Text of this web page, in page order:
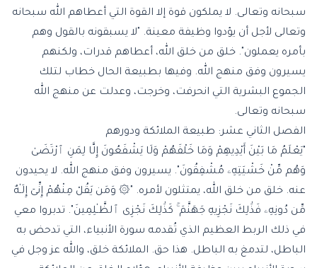
سبحانه وتعالى. لا يملكون قوة إلا القوة التي أعطاهم الله سبحانه
وتعالى لأجل أن يؤدوا وظيفة معينة. "لا يسبقونه بالقول وهم
بأمره يعملون". خلق من خلق الله، أعطاهم قدرات، ولكنهم
يسيرون وفق منهج الله. وفيها بطبيعة الحال خطاب لتلك
الجموع البشرية التي انحرفت، وخرجت، وعدلت عن منهج الله
سبحانه وتعالى.
الفصل الثاني عشر: طبيعة الملائكة ودورهم
"يَعْلَمُ مَا بَيْنَ أَيْدِيهِمْ وَمَا خَلْفَهُمْ وَلَا يَشْفَعُونَ إِلَّا لِمَنِ ٱرْتَضَىٰ
وَهُم مِّنْ خَشْيَتِهِۦ مُشْفِقُونَ". يسيرون وفق منهج الله. لا يحيدون
عنه. خلق من خلق الله، يمتثلون لأمره. "۞ وَمَن يَقُلْ مِنْهُمْ إِنِّىٓ إِلَـٰهٌ
مِّن دُونِهِۦ فَذَٰلِكَ نَجْزِيهِ جَهَنَّمَ ۚ كَذَٰلِكَ نَجْزِى ٱلظَّـٰلِمِينَ". تدبروا معي
في ذلك الربط العظيم الذي تُقدمه سورة الأنبياء، التي تدحض به
الباطل، لتدمغ به الباطل. هذا حق. الملائكة خلق، والله عز وجل في